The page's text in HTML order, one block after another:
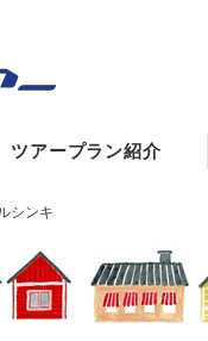
ツアープラン紹介
シンキ